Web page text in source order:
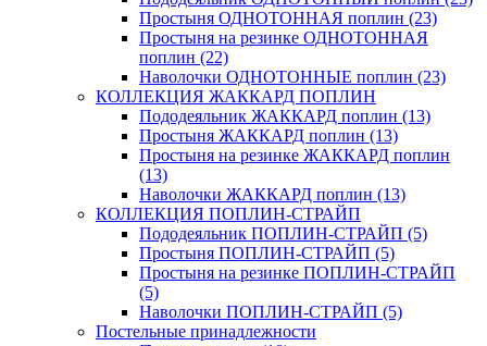
Простыня ОДНОТОННАЯ поплин (23)
Простыня на резинке ОДНОТОННАЯ
поплин (22)
Наволочки ОДНОТОННЫЕ поплин (23)
КОЛЛЕКЦИЯ ЖАККАРД ПОПЛИН
Пододеяльник ЖАККАРД поплин (13)
Простыня ЖАККАРД поплин (13)
Простыня на резинке ЖАККАРД поплин
(13)
Наволочки ЖАККАРД поплин (13)
КОЛЛЕКЦИЯ ПОПЛИН-СТРАЙП
Пододеяльник ПОПЛИН-СТРАЙП (5)
Простыня ПОПЛИН-СТРАЙП (5)
Простыня на резинке ПОПЛИН-СТРАЙП
(5)
Наволочки ПОПЛИН-СТРАЙП (5)
Постельные принадлежности